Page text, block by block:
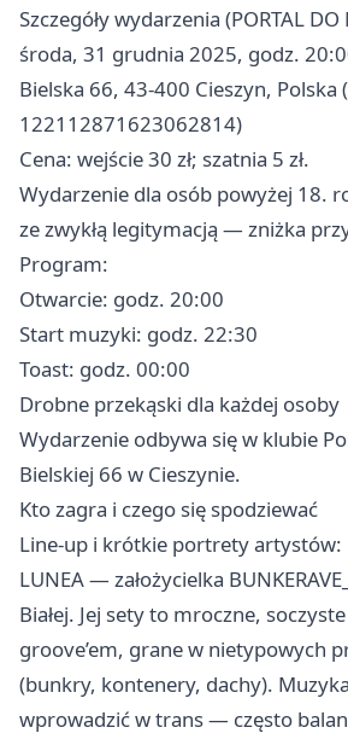
Szczegóły wydarzenia (PORTAL DO
środa, 31 grudnia 2025, godz.
Bielska 66, 43-400 Cieszyn, Polska
122112871623062814)
Cena: wejście 30 zł; szatnia 5 zł.
Wydarzenie dla osób powyżej 18.
ze zwykłą legitymacją — zniżka
Program:
Otwarcie: godz. 20:00
Start muzyki: godz. 22:30
Toast: godz. 00:00
Drobne przekąski dla każdej osoby
Wydarzenie odbywa się w klubie
Bielskiej 66 w Cieszynie.
Kto zagra i czego się spodziewać
Line-up i krótkie portrety artystów:
LUNEA — założycielka
Białej. Jej sety to mroczne,
groove’em, grane w nietypowych
(bunkry, kontenery, dachy).
wprowadzić w trans — często